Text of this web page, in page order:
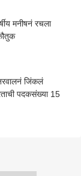
मनीषनं रचला
जिंकलं
पदकसंख्या 15